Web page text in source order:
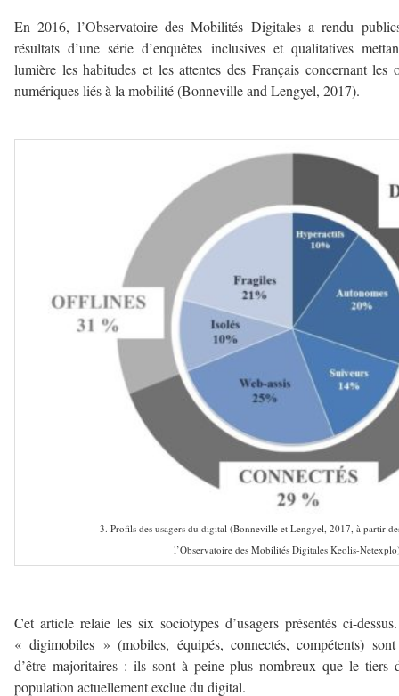
En 2016, l’Observatoire des Mobilités Digitales a rendu
résultats d’une série d’enquêtes inclusives et qualitatives
lumière les habitudes et les attentes des Français concernant les
numériques liés à la mobilité (Bonneville and Lengyel, 2017).
3. Profils des usagers du digital (Bonneville et Lengyel, 2017, à partir
l’Observatoire des Mobilités Digitales Keolis-
Cet article relaie les six sociotypes d’usagers présentés ci-
« digimobiles » (mobiles, équipés, connectés, compétents)
d’être majoritaires : ils sont à peine plus nombreux que le tiers
population actuellement exclue du digital.